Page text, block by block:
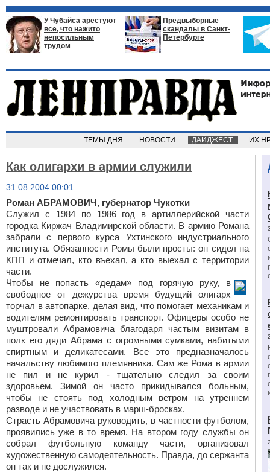
У Чубайса арестуют
все, что нажито
непосильным
трудом
Предвыборные
скандалы в Санкт-
Петербурге
ТЕМЫ ДНЯ НОВОСТИ ДАЙДЖЕСТ ИХ
Как олигархи в армии служили
31.08.2004 00:01
Роман АБРАМОВИЧ, губернатор Чукотки
Служил с 1984 по 1986 год в артиллерийской части
городка Киржач Владимирской области. В армию Романа
забрали с первого курса Ухтинского индустриального
института. Обязанности Ромы были просты: он сидел на
КПП и отмечал, кто въехал, а кто выехал с территории
части.
Чтобы не попасть «дедам» под горячую руку, в
свободное от дежурства время будущий олигарх
торчал в автопарке, делая вид, что помогает механикам и
водителям ремонтировать транспорт. Офицеры особо не
муштровали Абрамовича благодаря частым визитам в
полк его дяди Абрама с огромными сумками, набитыми
спиртным и деликатесами. Все это предназначалось
начальству любимого племянника. Сам же Рома в армии
не пил и не курил - тщательно следил за своим
здоровьем. Зимой он часто прикидывался больным,
чтобы не стоять под холодным ветром на утреннем
разводе и не участвовать в марш-бросках.
Страсть Абрамовича руководить, в частности футболом,
проявились уже в то время. На втором году службы он
собрал футбольную команду части, организовал
художественную самодеятельность. Правда, до сержанта
он так и не дослужился.